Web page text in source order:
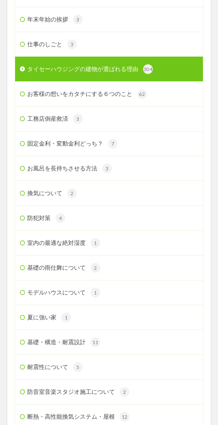
年末年始の挨拶 3
仕事のしごと 3
タイセーハウジングの建物が選ばれる理由 304
お客様の想いをカタチにする６つのこと 62
工務店倒産救済 3
固定金利・変動金利どっち？ 7
お風呂を長持ちさせる方法 3
換気について 2
防犯対策 4
室内の最適な絶対湿度 1
基礎の雨仕舞について 2
モデルハウスについて 1
夏に強い家 1
基礎・構造・耐震設計 11
耐震性について 5
防音室音楽スタジオ施工について 2
断熱・高性能換気システム・屋根 12